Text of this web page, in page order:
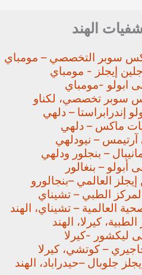
الهند
سوبر التخصصي – مومباي
إيجلز - مومباي
ابولو -مومباي
سوبر تخصصي، لكناو
إندرابراستا – دلهي
ماكس – دلهي
– نيودلهي
– بنجلور ودلهي
– بنغالور
العالمي –بنجالورو
الطبي – تشيناي
العالمية – تشيناي، الهند
كيرلا، الهند
ليكشور -كيرلا
– كوتشي، كيرلا
جلوبال –حيدراباد، الهند